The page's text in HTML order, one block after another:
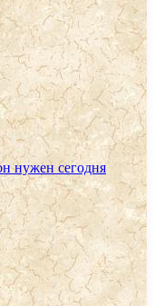
нужен сегодня